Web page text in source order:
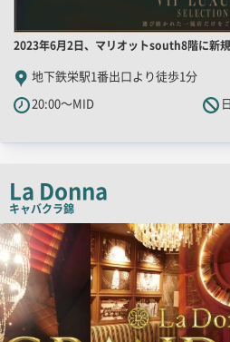
店
舗
PR
キ
コ
ピ
ー
2023年6月2日、マリオットsouth8階に新規
地下鉄栄駅1番出口より徒歩1分
20:00～MID
La Donna
キャバクラ錦
検
索
結
果
一
覧
用
画
像